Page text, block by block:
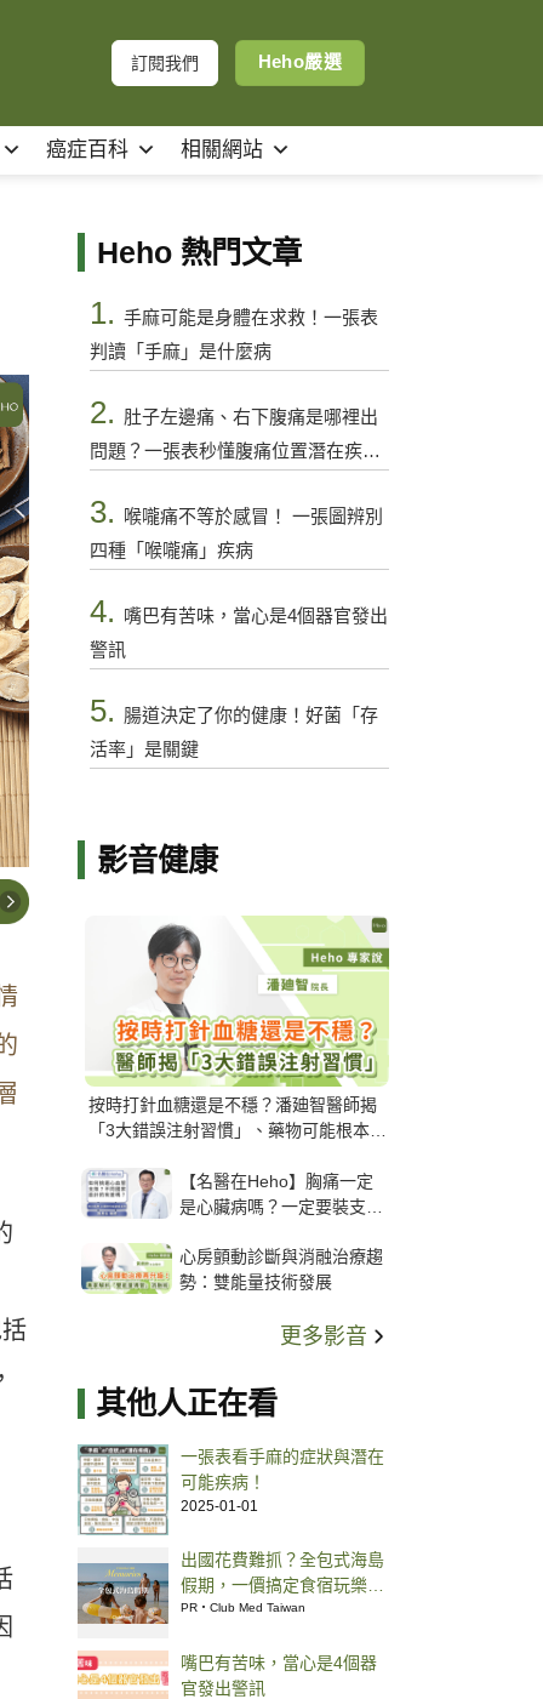
訂閱我們 Heho嚴選
癌症百科 相關網站
Heho 熱門文章
1. 手麻可能是身體在求救！一張表
判讀「手麻」是什麼病
2. 肚子左邊痛、右下腹痛是哪裡出
問題？一張表秒懂腹痛位置潛在疾病
3.
喉嚨痛不等於感冒！ 一張圖辨別
四種「喉嚨痛」疾病
4. 嘴巴有苦味，當心是4個器官發出
警訊
5. 腸道決定了你的健康！好菌「存
活率」是關鍵
影音健康
按時打針血糖還是不穩？潘廸智醫師揭
「3大錯誤注射習慣」、藥物可能根本沒
【名醫在Heho】胸痛一定
是心臟病嗎？一定要裝支
解析支架種類、風險與選擇
關鍵
心房顫動診斷與消融治療趨
勢：雙能量技術發展
更多影音
其他人正在看
一張表看手麻的症狀與潛在
可能疾病！
2025-01-01
出國花費難抓？全包式海島
假期，一價搞定食宿玩樂，
省錢更省心！
PR・Club Med Taiwan
嘴巴有苦味，當心是4個器
官發出警訊